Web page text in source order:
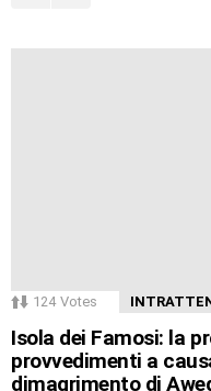
124 Votes
Isola dei Famosi: la
provvedimenti a
dimagrimento di